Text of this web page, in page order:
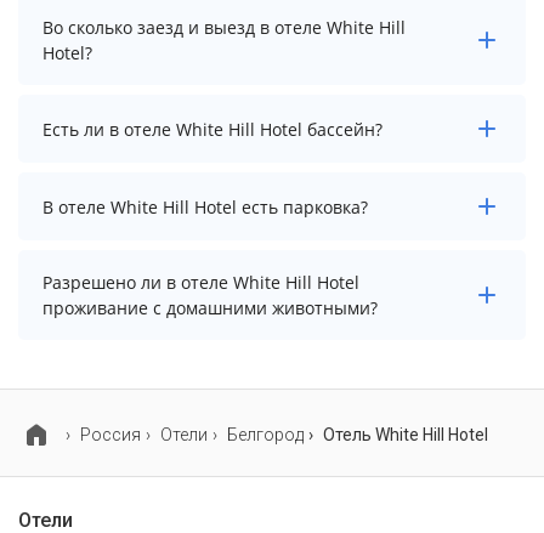
Стоимость проживания в отеле White Hill Hotel
начинается от 3800 рублей. Чтобы увидеть
Во сколько заезд и выезд в отеле White Hill
Hotel?
Заезд возможен после 14:00, а выезд необходимо
Есть ли в отеле White Hill Hotel бассейн?
В отеле White Hill Hotel нет бассейна.
В отеле White Hill Hotel есть парковка?
В отеле White Hill Hotel есть парковка, уточните
информацию перед бронированием у менеджера,
возможно, услуга оплачивается отдельно.
Разрешено ли в отеле White Hill Hotel
проживание с домашними животными?
Россия Отели Белгород Отель White Hill Hotel
Отели